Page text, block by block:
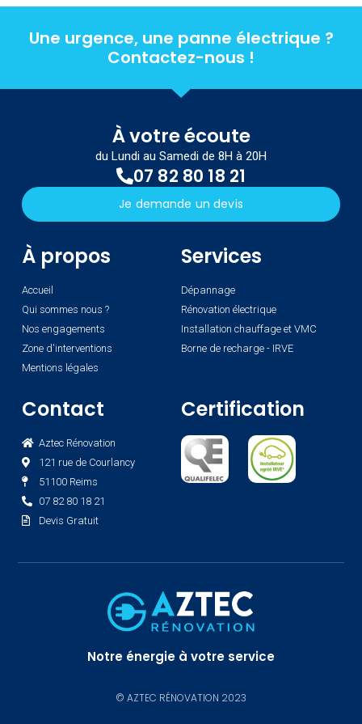
Une urgence, une panne électrique ?
Contactez-nous !
À votre écoute
du Lundi au Samedi de 8H à 20H
07 82 80 18 21
Je demande un devis
À propos
Accueil
Qui sommes nous ?
Nos engagements
Zone d'interventions
Mentions légales
Services
Dépannage
Rénovation électrique
Installation chauffage et VMC
Borne de recharge - IRVE
Contact
Aztec Rénovation
121 rue de Courlancy
51100 Reims
07 82 80 18 21
Devis Gratuit
Certification
Notre énergie à votre service
© AZTEC RÉNOVATION 2023